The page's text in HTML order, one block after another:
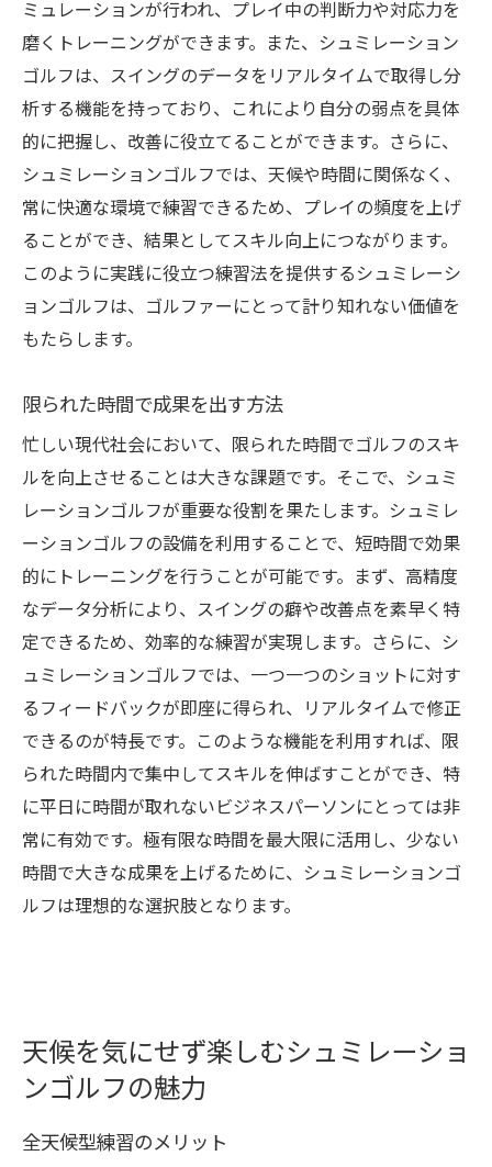
ミュレーションが行われ、プレイ中の判断力や対応力を
磨くトレーニングができます。また、シュミレーション
ゴルフは、スイングのデータをリアルタイムで取得し分
析する機能を持っており、これにより自分の弱点を具体
的に把握し、改善に役立てることができます。さらに、
シュミレーションゴルフでは、天候や時間に関係なく、
常に快適な環境で練習できるため、プレイの頻度を上げ
ることができ、結果としてスキル向上につながります。
このように実践に役立つ練習法を提供するシュミレーシ
ョンゴルフは、ゴルファーにとって計り知れない価値を
もたらします。
限られた時間で成果を出す方法
忙しい現代社会において、限られた時間でゴルフのスキ
ルを向上させることは大きな課題です。そこで、シュミ
レーションゴルフが重要な役割を果たします。シュミレ
ーションゴルフの設備を利用することで、短時間で効果
的にトレーニングを行うことが可能です。まず、高精度
なデータ分析により、スイングの癖や改善点を素早く特
定できるため、効率的な練習が実現します。さらに、シ
ュミレーションゴルフでは、一つ一つのショットに対す
るフィードバックが即座に得られ、リアルタイムで修正
できるのが特長です。このような機能を利用すれば、限
られた時間内で集中してスキルを伸ばすことができ、特
に平日に時間が取れないビジネスパーソンにとっては非
常に有効です。極有限な時間を最大限に活用し、少ない
時間で大きな成果を上げるために、シュミレーションゴ
ルフは理想的な選択肢となります。
天候を気にせず楽しむシュミレーショ
ンゴルフの魅力
全天候型練習のメリット